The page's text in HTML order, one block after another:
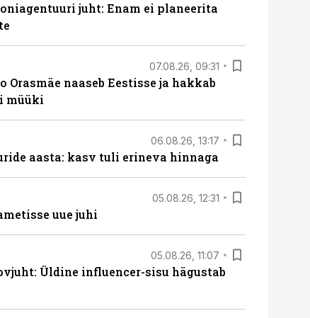
juht: Enam ei planeerita
07.08.26, 09:31
Orasmäe naaseb Eestisse ja hakkab
müüki
06.08.26, 13:17
aasta: kasv tuli erineva hinnaga
05.08.26, 12:31
uue juhi
05.08.26, 11:07
Üldine influencer-sisu hägustab